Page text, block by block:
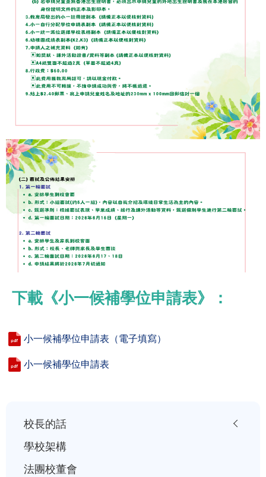
下載《小一候補學位申請表》：
小一候補學位申請表（電子填寫）
小一候補學位申請表
校長的話
學校架構
法團校董會